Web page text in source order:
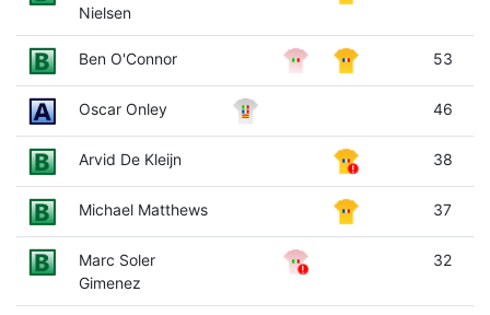
Nielsen
Ben O'Connor 53
Oscar Onley 46
Arvid De Kleijn 38
Michael Matthews 37
Marc Soler
Gimenez
32